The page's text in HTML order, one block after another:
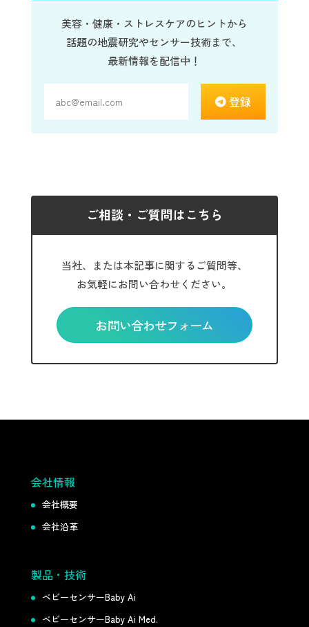
美容・健康・ストレスケアのヒントから
話題の地震研究やセンサー技術まで、
最新情報を配信中！
登録
ご相談・ご質問はこちら
当社、または本記事に関するご質問等、
お気軽にお問い合わせください。
お問い合わせフォーム
会社情報
会社概要
会社沿革
製品・技術
ベビーセンサーBaby Ai
ベビーセンサーBaby Ai Med.